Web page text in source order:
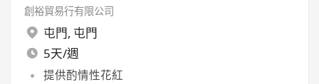
創裕貿易行有限公司
屯門, 屯門
5天/週
提供酌情性花紅